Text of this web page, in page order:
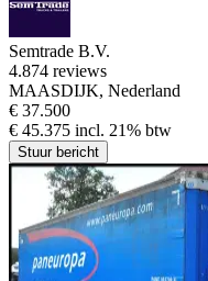
Semtrade B.V.
4.874 reviews
MAASDIJK, Nederland
€ 37.500
€ 45.375 incl. 21% btw
Stuur bericht